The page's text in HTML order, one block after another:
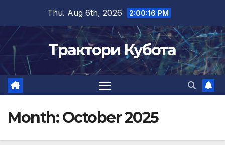
content
Thu. Aug 6th, 2026 2:00:18 PM
Трактори Кубота
Month:October 2025